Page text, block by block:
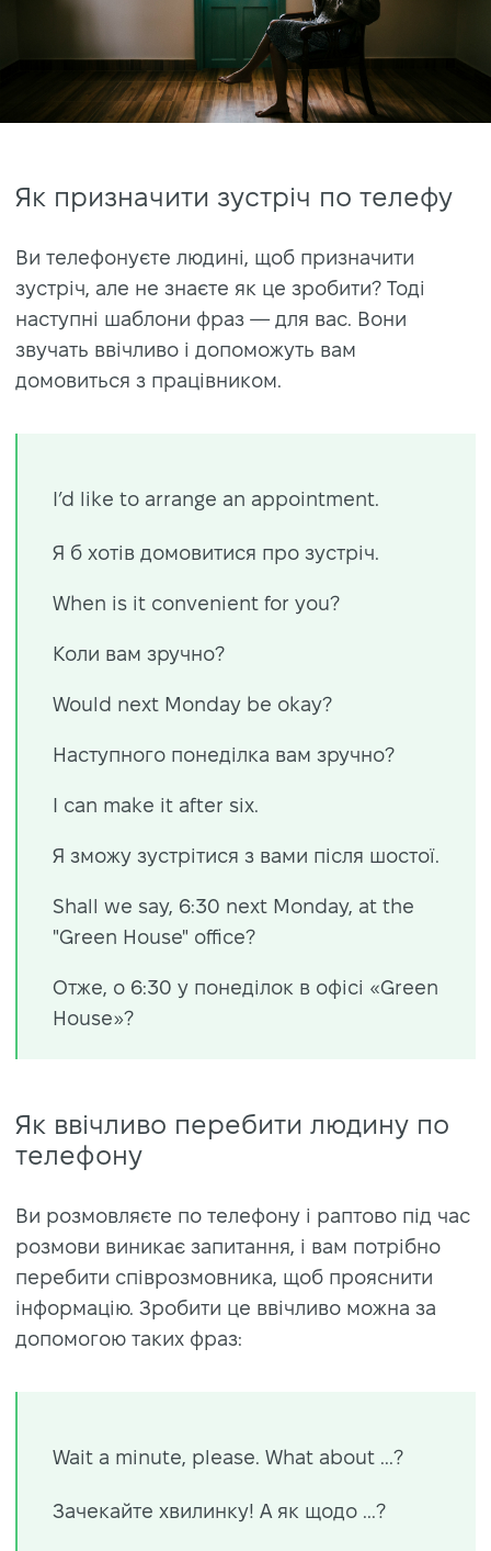
Як призначити зустріч по телефу
Ви телефонуєте людині, щоб призначити
зустріч, але не знаєте як це зробити? Тоді
наступні шаблони фраз — для вас. Вони
звучать ввічливо і допоможуть вам
домовиться з працівником.
I’d like to arrange an appointment.
Я б хотів домовитися про зустріч.
When is it convenient for you?
Коли вам зручно?
Would next Monday be okay?
Наступного понеділка вам зручно?
I can make it after six.
Я зможу зустрітися з вами після шостої.
Shall we say, 6:30 next Monday, at the
"Green House" office?
Отже, о 6:30 у понеділок в офісі «Green
House»?
Як ввічливо перебити людину по
телефону
Ви розмовляєте по телефону і раптово під час
розмови виникає запитання, і вам потрібно
перебити співрозмовника, щоб прояснити
інформацію. Зробити це ввічливо можна за
допомогою таких фраз:
Wait a minute, please. What about ...?
Зачекайте хвилинку! А як щодо ...?